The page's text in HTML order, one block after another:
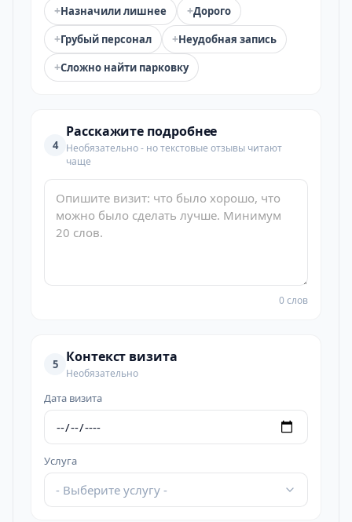
+Назначили лишнее +Дорого
+Грубый персонал +Неудобная запись
+Сложно найти парковку
4
Расскажите подробнее
Необязательно - но текстовые отзывы читают
чаще
0 слов
5 Контекст визита
Необязательно
Дата визита
Услуга
- Выберите услугу -